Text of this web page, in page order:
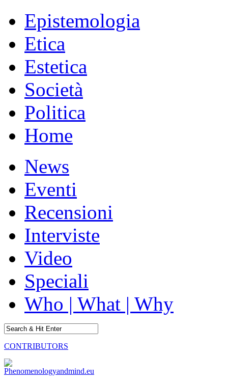
Epistemologia
Etica
Estetica
Società
Politica
Home
News
Eventi
Recensioni
Interviste
Video
Speciali
Who | What | Why
CONTRIBUTORS